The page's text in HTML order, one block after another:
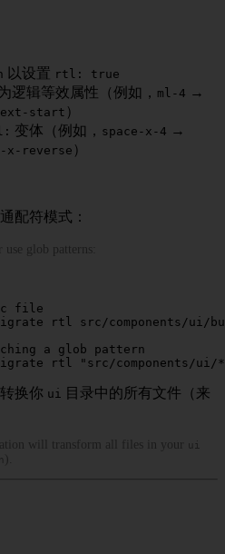
以设置 rtl: true
逻辑等效属性（例如， ml-4 →
start ）
变体（例如， space-x-4 →
x-reverse ）
配符模式：
glob patterns:
file
rtl
src/components/ui/
a glob pattern
rtl "src/components/ui/
换你 ui
目录中的所有文件（来
will transform all files in your ui
).